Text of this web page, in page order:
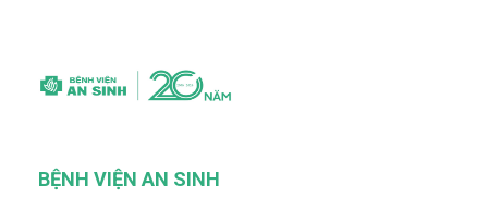
BỆNH VIỆN AN SINH